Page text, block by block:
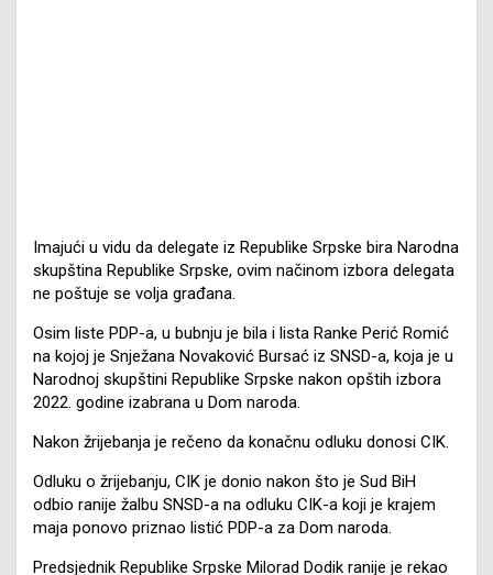
Imajući u vidu da delegate iz Republike Srpske bira Narodna
skupština Republike Srpske, ovim načinom izbora delegata
ne poštuje se volja građana.
Osim liste PDP-a, u bubnju je bila i lista Ranke Perić Romić
na kojoj je Snježana Novaković Bursać iz SNSD-a, koja je u
Narodnoj skupštini Republike Srpske nakon opštih izbora
2022. godine izabrana u Dom naroda.
Nakon žrijebanja je rečeno da konačnu odluku donosi CIK.
Odluku o žrijebanju, CIK je donio nakon što je Sud BiH
odbio ranije žalbu SNSD-a na odluku CIK-a koji je krajem
maja ponovo priznao listić PDP-a za Dom naroda.
Predsjednik Republike Srpske Milorad Dodik ranije je rekao